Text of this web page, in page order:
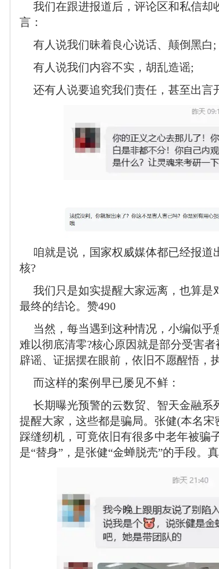
我们在跟进报道后，评论区和私信却
言：
有人说我们昧着良心说话、颠倒黑白;
有人说我们内容不实，胡乱造谣;
还有人说要追究我们责任，甚至出言
咱就是说，国家权威媒体都已经报道
核?
我们只是如实提醒大家远离，也算是
最终的结论。赞490
当然，每当遇到这种情况，小编似
难以彻底清零?核心原因就是部分受害
辟谣、证据摆在眼前，依旧不愿醒悟，
而这样的案例早已屡见不鲜：
长期曝光预警的云数贸、智天金融系
提醒大家，这些都是骗局。张健(本名
踩缝纫机，可竟依旧有很多中老年被骗
是“替身”，是张健“金蝉脱壳”的手段。